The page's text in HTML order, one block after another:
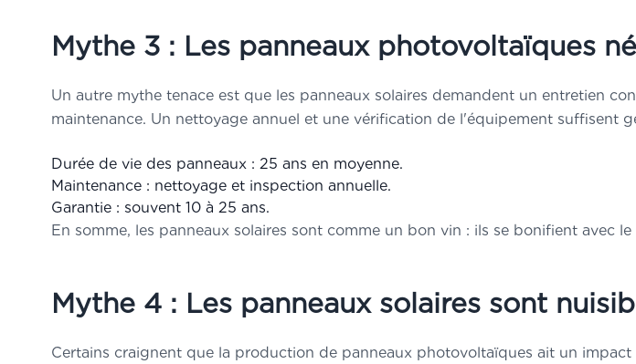
Mythe 3 : Les panneaux photovoltaïques
Un autre mythe tenace est que les panneaux solaires demandent un entretien
maintenance. Un nettoyage annuel et une vérification de l'équipement suffisent
Durée de vie des panneaux : 25 ans en moyenne.
Maintenance : nettoyage et inspection annuelle.
Garantie : souvent 10 à 25 ans.
En somme, les panneaux solaires sont comme un bon vin : ils se bonifient avec
Mythe 4 : Les panneaux solaires sont
Certains craignent que la production de panneaux photovoltaïques ait un